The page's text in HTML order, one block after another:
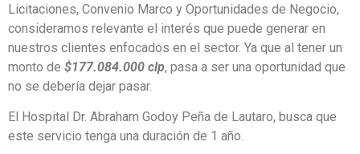
Licitaciones, Convenio Marco y Oportunidades de Negocio,
consideramos relevante el interés que puede generar en
nuestros clientes enfocados en el sector. Ya que al tener un
monto de $177.084.000 clp, pasa a ser una oportunidad que
no se debería dejar pasar.
El Hospital Dr. Abraham Godoy Peña de Lautaro, busca que
este servicio tenga una duración de 1 año.